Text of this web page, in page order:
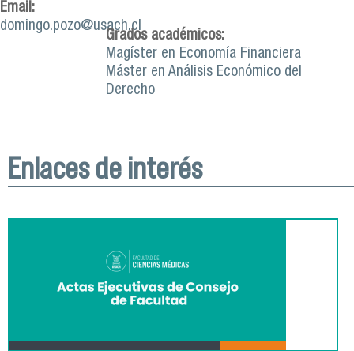
Email:
domingo.pozo@usach.cl
Grados académicos:
Magíster en Economía Financiera
Máster en Análisis Económico del
Derecho
Enlaces de interés